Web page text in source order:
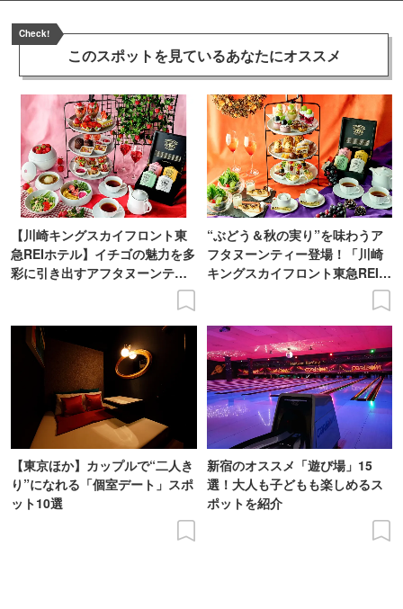
Check!
このスポットを見ているあなたにオススメ
【川崎キングスカイフロント東
急REIホテル】イチゴの魅力を多
彩に引き出すアフタヌーンティ
“ぶどう＆秋の実り”を味わうア
フタヌーンティー登場！「川崎
キングスカイフロント東急REIホ
【東京ほか】カップルで“二人き
り”になれる「個室デート」スポ
ット10選
新宿のオススメ「遊び場」15
選！大人も子どもも楽しめるス
ポットを紹介